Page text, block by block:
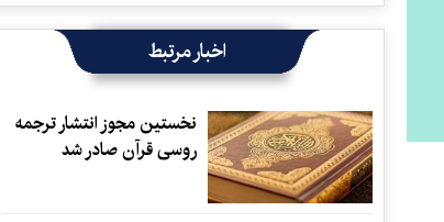
اخبار مرتبط
نخستین مجوز انتشار ترجمه
روسی قرآن صادر شد